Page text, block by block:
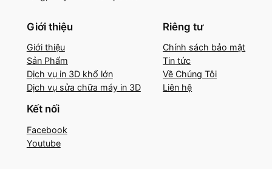
Giới thiệu
Giới thiệu
Sản Phẩm
Dịch vụ in 3D khổ lớn
Dịch vụ sửa chữa máy in 3D
Riêng tư
Chính sách bảo mật
Tin tức
Về Chúng Tôi
Liên hệ
Kết nối
Facebook
Youtube